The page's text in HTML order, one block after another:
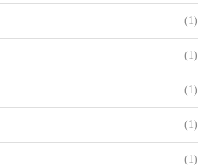
(1)
(1)
(1)
(1)
(1)